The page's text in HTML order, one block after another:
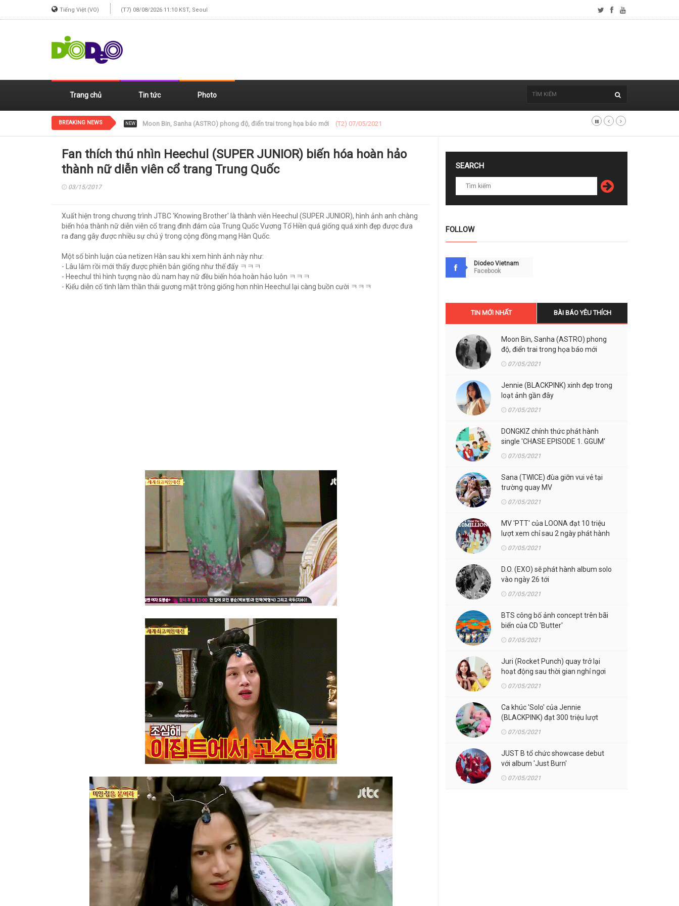
Tiếng Việt (VO) (T7) 08/08/2026 11:10 KST, Seoul
Trang chủ Tin tức Photo
BREAKING NEWS NEW Jennie (BLACKPINK) xinh đẹp trong loạt ảnh gần đây (T2) 07/05/2021
Fan thích thú nhìn Heechul (SUPER JUNIOR) biến hóa hoàn hảo
thành nữ diễn viên cổ trang Trung Quốc
03/15/2017
Xuất hiện trong chương trình JTBC 'Knowing Brother' là thành viên Heechul (SUPER JUNIOR), hình ảnh anh chàng
biến hóa thành nữ diễn viên cổ trang đình đám của Trung Quốc Vương Tổ Hiền quá giống quá xinh đẹp được đưa
ra đang gây được nhiều sự chú ý trong cộng đồng mạng Hàn Quốc.
Một số bình luận của netizen Hàn sau khi xem hình ảnh này như:
- Lâu lắm rồi mới thấy được phiên bản giống như thế đấy ㅋㅋㅋ
- Heechul thì hình tượng nào dù nam hay nữ đều biến hóa hoàn hảo luôn ㅋㅋㅋ
- Kiểu diễn cố tình làm thần thái gương mặt trông giống hơn nhìn Heechul lại càng buồn cười ㅋㅋㅋ
SEARCH
FOLLOW
Diodeo Vietnam
Facebook
TIN MỚI NHẤT BÀI BÁO YÊU THÍCH
Moon Bin, Sanha (ASTRO) phong
độ, điển trai trong họa báo mới
07/05/2021
Jennie (BLACKPINK) xinh đẹp trong
loạt ảnh gần đây
07/05/2021
DONGKIZ chính thức phát hành
single 'CHASE EPISODE 1. GGUM'
07/05/2021
Sana (TWICE) đùa giỡn vui vẻ tại
trường quay MV
07/05/2021
MV 'PTT' của LOONA đạt 10 triệu
lượt xem chỉ sau 2 ngày phát hành
07/05/2021
D.O. (EXO) sẽ phát hành album solo
vào ngày 26 tới
07/05/2021
BTS công bố ảnh concept trên bãi
biển của CD 'Butter'
07/05/2021
Juri (Rocket Punch) quay trở lại
hoạt động sau thời gian nghỉ ngơi
07/05/2021
Ca khúc 'Solo' của Jennie
(BLACKPINK) đạt 300 triệu lượt
07/05/2021
JUST B tổ chức showcase debut
với album 'Just Burn'
07/05/2021